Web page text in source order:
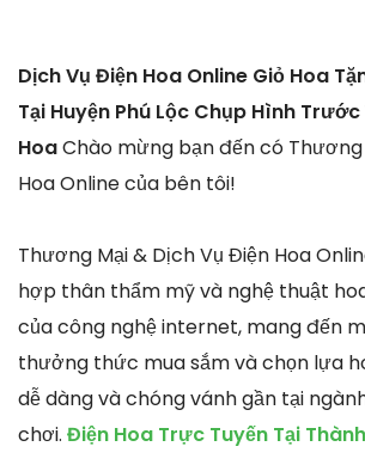
Dịch Vụ Điện Hoa Online Giỏ Hoa
Tại Huyện Phú Lộc Chụp Hình
HoaChào mừng bạn đến có
Hoa Online của bên tôi!
Thương Mại & Dịch Vụ Điện Hoa
hợp thân thẩm mỹ và nghệ thuật
của công nghệ internet, mang đến
thưởng thức mua sắm và chọn lựa
dễ dàng và chóng vánh gần tại
chơi. Điện Hoa Trực Tuyến Tại